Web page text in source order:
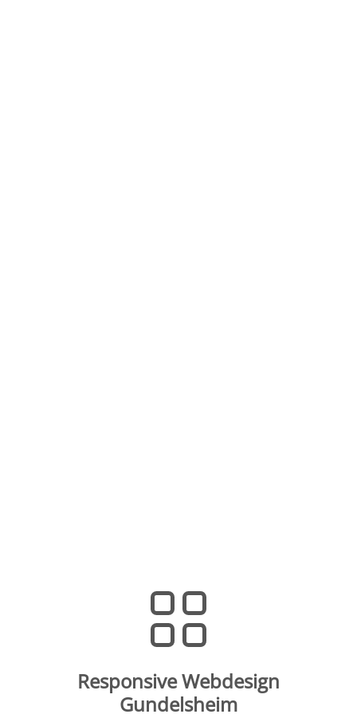
Responsive Webdesign
Gundelsheim